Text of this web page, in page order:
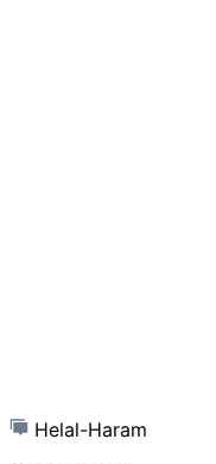
Helal-Haram